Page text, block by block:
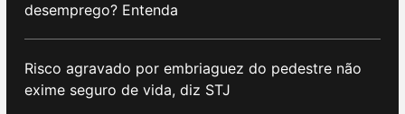
desemprego? Entenda
Risco agravado por embriaguez do pedestre não
exime seguro de vida, diz STJ